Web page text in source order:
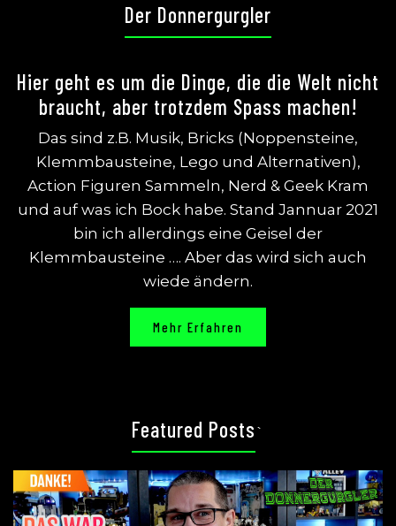
Der Donnergurgler
Hier geht es um die Dinge, die die Welt nicht
braucht, aber trotzdem Spass machen!
Das sind z.B. Musik, Bricks (Noppensteine,
Klemmbausteine, Lego und Alternativen),
Action Figuren Sammeln, Nerd & Geek Kram
und auf was ich Bock habe. Stand Jannuar 2021
bin ich allerdings eine Geisel der
Klemmbausteine …. Aber das wird sich auch
wiede ändern.
Mehr Erfahren
Featured Posts `